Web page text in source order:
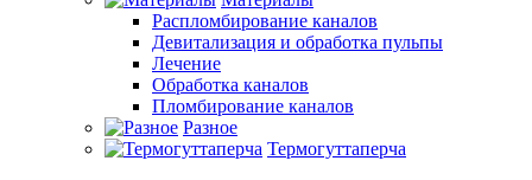
Распломбирование каналов
Девитализация и обработка пульпы
Лечение
Обработка каналов
Пломбирование каналов
Разное
Термогуттаперча